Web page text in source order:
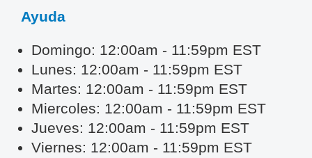
Ayuda
Domingo: 12:00am - 11:59pm EST
Lunes: 12:00am - 11:59pm EST
Martes: 12:00am - 11:59pm EST
Miercoles: 12:00am - 11:59pm EST
Jueves: 12:00am - 11:59pm EST
Viernes: 12:00am - 11:59pm EST